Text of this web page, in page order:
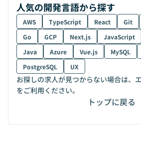
人気の開発言語から探す
AWS TypeScript React Git
Go
GCP Next.js JavaScript
Java
Azure Vue.js MySQL
PostgreSQL
UX
お探しの求人が見つからない場合は、
をご利用ください。
トップに戻る